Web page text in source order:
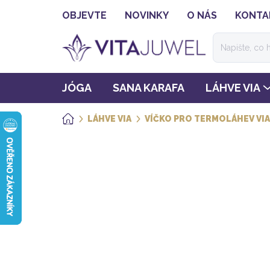
OBJEVTE NOVINKY O NÁS
JÓGA SANA KARAFA LÁHVE VIA
DOMŮLÁHVE VIA VÍČKO PRO TERMOLÁHEV VIA